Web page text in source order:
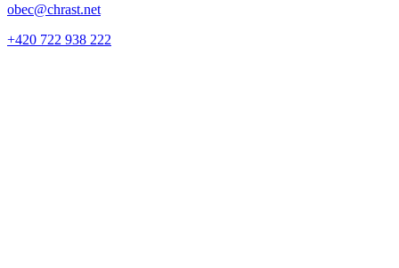
obec@chrast.net
+420 722 938 222